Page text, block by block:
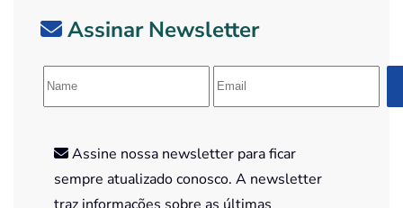
Assinar Newsletter
Assine nossa newsletter para ficar
sempre atualizado conosco. A newsletter
traz informações sobre as últimas